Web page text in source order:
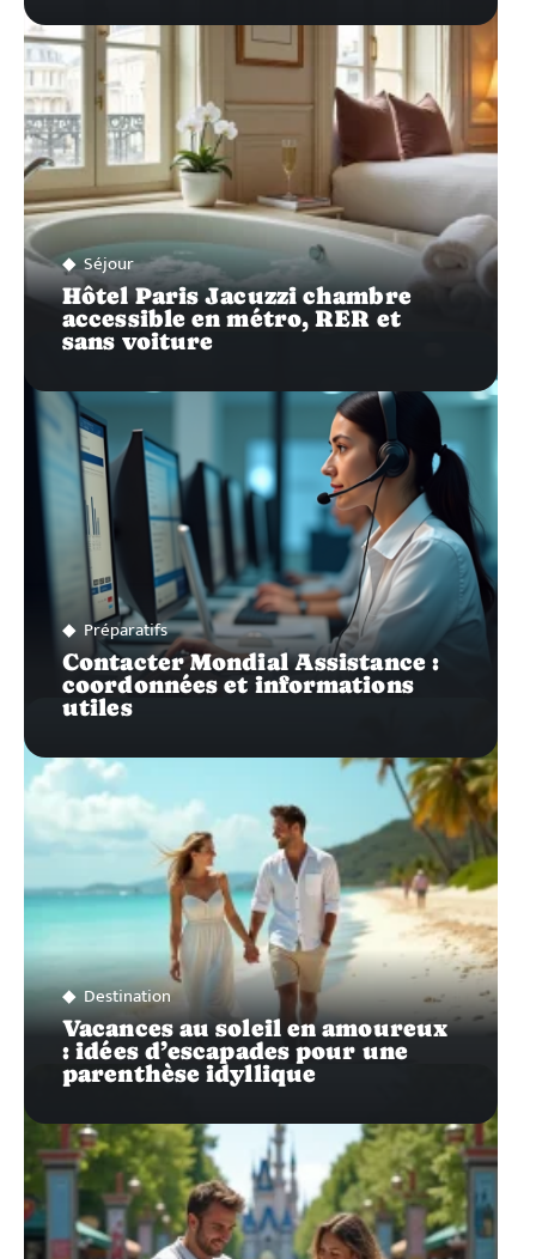
Séjour
Hôtel Paris Jacuzzi chambre
accessible en métro, RER et
sans voiture
Préparatifs
Contacter Mondial Assistance :
coordonnées et informations
utiles
Destination
Vacances au soleil en amoureux
: idées d’escapades pour une
parenthèse idyllique